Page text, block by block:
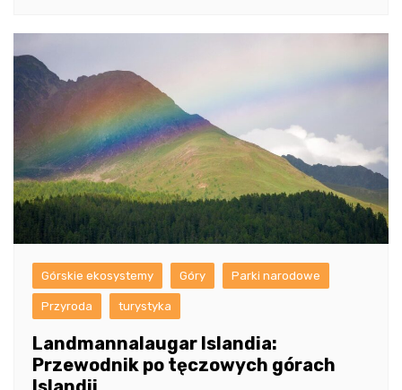
Górskie ekosystemy Góry Parki narodowe
Przyroda turystyka
Landmannalaugar Islandia:
Przewodnik po tęczowych górach